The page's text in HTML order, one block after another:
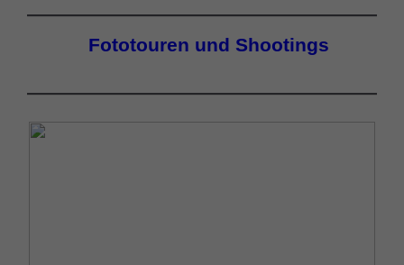
Fototouren und Shootings